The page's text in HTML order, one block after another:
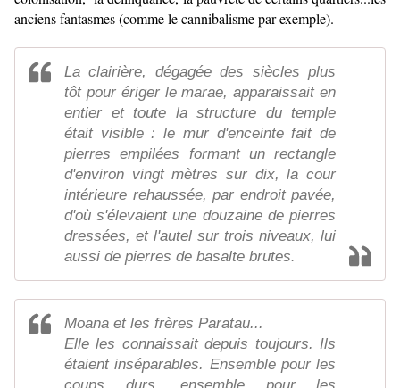
anciens fantasmes (comme le cannibalisme par exemple).
La clairière, dégagée des siècles plus
tôt pour ériger le marae, apparaissait en
entier et toute la structure du temple
était visible : le mur d'enceinte fait de
pierres empilées formant un rectangle
d'environ vingt mètres sur dix, la cour
intérieure rehaussée, par endroit pavée,
d'où s'élevaient une douzaine de pierres
dressées, et l'autel sur trois niveaux, lui
aussi de pierres de basalte brutes.
Moana et les frères Paratau...
Elle les connaissait depuis toujours. Ils
étaient inséparables. Ensemble pour les